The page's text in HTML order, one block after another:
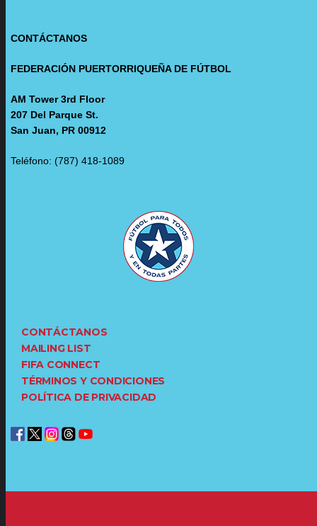
CONTÁCTANOS
FEDERACIÓN PUERTORRIQUEÑA DE FÚTBOL
AM Tower 3rd Floor
207 Del Parque St.
San Juan, PR 00912
Teléfono: (787) 418-1089
CONTÁCTANOS
MAILING LIST
FIFA CONNECT
TÉRMINOS Y CONDICIONES
POLÍTICA DE PRIVACIDAD